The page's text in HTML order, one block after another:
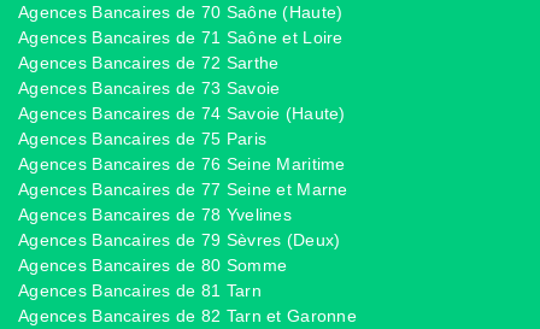
Agences Bancaires de 70 Saône (Haute)
Agences Bancaires de 71 Saône et Loire
Agences Bancaires de 72 Sarthe
Agences Bancaires de 73 Savoie
Agences Bancaires de 74 Savoie (Haute)
Agences Bancaires de 75 Paris
Agences Bancaires de 76 Seine Maritime
Agences Bancaires de 77 Seine et Marne
Agences Bancaires de 78 Yvelines
Agences Bancaires de 79 Sèvres (Deux)
Agences Bancaires de 80 Somme
Agences Bancaires de 81 Tarn
Agences Bancaires de 82 Tarn et Garonne